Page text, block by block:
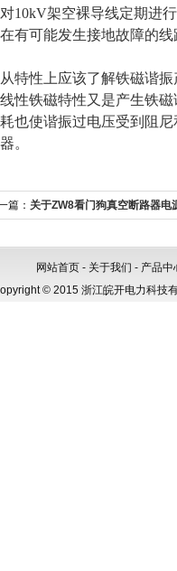
对10kV架空裸导线定期进
在有可能发生接地故障的
从特性上应该了解铁磁谐
性铁磁特性又是产生铁
也使谐振过电压受到阻
。
篇： 关于ZW8看门狗真空断路器电
网站首页 - 关于我们 - 产品中
© 2015 浙江皖开电力科技